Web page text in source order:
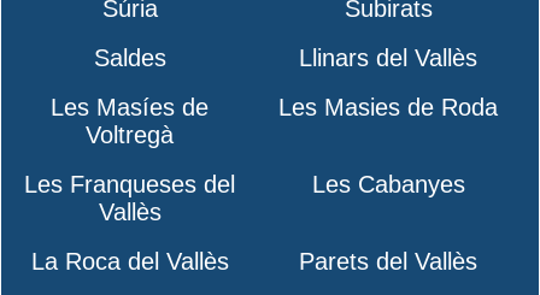
Súria
Subirats
Saldes
Llinars del Vallès
Les Masíes de
Voltregà
Les Masies de Roda
Les Franqueses del
Vallès
Les Cabanyes
La Roca del Vallès
Parets del Vallès